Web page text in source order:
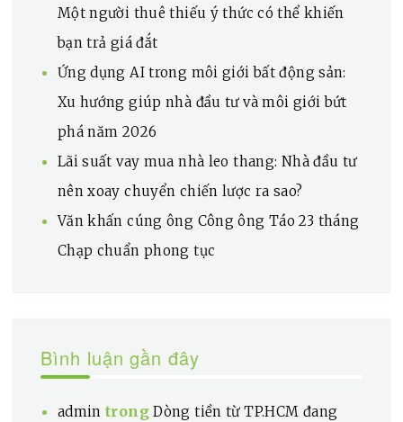
Một người thuê thiếu ý thức có thể khiến
bạn trả giá đắt
Ứng dụng AI trong môi giới bất động sản:
Xu hướng giúp nhà đầu tư và môi giới bứt
phá năm 2026
Lãi suất vay mua nhà leo thang: Nhà đầu tư
nên xoay chuyển chiến lược ra sao?
Văn khấn cúng ông Công ông Táo 23 tháng
Chạp chuẩn phong tục
Bình luận gần đây
admin trongDòng tiền từ TP.HCM đang